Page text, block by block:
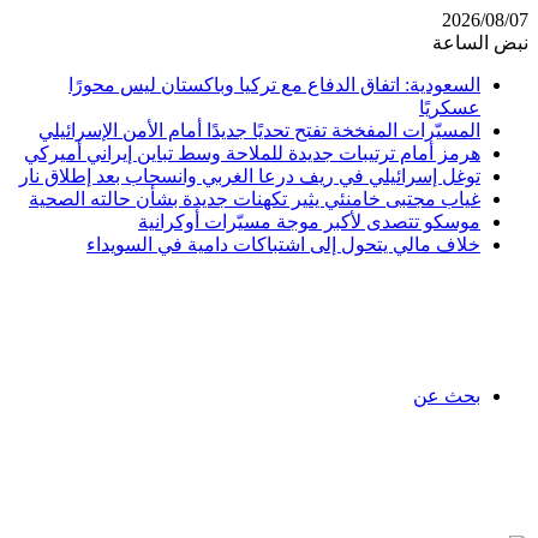
2026/08/07
نبض الساعة
السعودية: اتفاق الدفاع مع تركيا وباكستان ليس محورًا
عسكريًا
المسيّرات المفخخة تفتح تحديًا جديدًا أمام الأمن الإسرائيلي
هرمز أمام ترتيبات جديدة للملاحة وسط تباين إيراني أميركي
توغل إسرائيلي في ريف درعا الغربي وانسحاب بعد إطلاق نار
غياب مجتبى خامنئي يثير تكهنات جديدة بشأن حالته الصحية
موسكو تتصدى لأكبر موجة مسيّرات أوكرانية
خلاف مالي يتحول إلى اشتباكات دامية في السويداء
بحث عن